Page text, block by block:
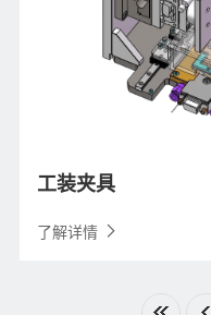
工装夹具
了解详情